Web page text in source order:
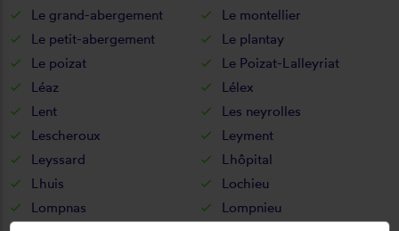
Le grand-abergement
Le montellier
Le petit-abergement
Le plantay
Le poizat
Le Poizat-Lalleyriat
Léaz
Lélex
Lent
Les neyrolles
Lescheroux
Leyment
Leyssard
Lhôpital
Lhuis
Lochieu
Lompnas
Lompnieu